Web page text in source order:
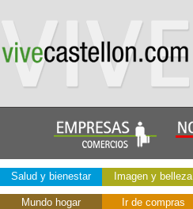
Salud y bienestar Imagen y belleza
Mundo hogar Ir de compras